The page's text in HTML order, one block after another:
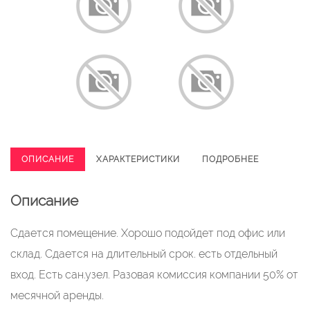
ОПИСАНИЕ ХАРАКТЕРИСТИКИ ПОДРОБНЕЕ
Описание
Сдается помещение. Хорошо подойдет под офис или
склад. Сдается на длительный срок. есть отдельный
вход. Есть сан.узел. Разовая комиссия компании 50% от
месячной аренды.